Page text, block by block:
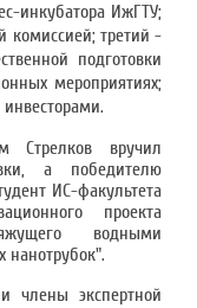
инкубатора ИжГТУ;
комиссией; третий -
подготовки
мероприятиях;
Стрелков вручил
а победителю
ИС-факультета
проекта
водными
нанотрубок".
члены экспертной